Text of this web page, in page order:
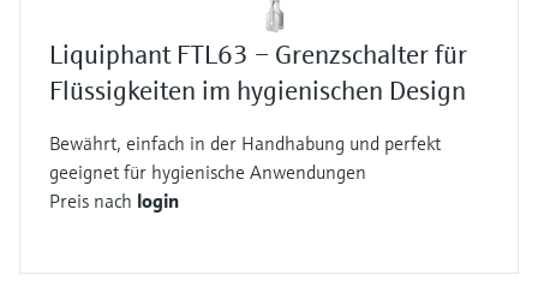
Liquiphant FTL63 – Grenzschalter für
Flüssigkeiten im hygienischen Design
Bewährt, einfach in der Handhabung und perfekt
geeignet für hygienische Anwendungen
Preis nach login